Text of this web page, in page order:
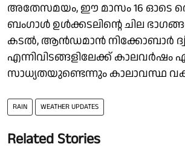
അതേസമയം, ഈ മാസം 16 ഓടെ
ബംഗാൾ ഉൾക്കടലിന്റെ ചില
കടൽ, ആൻഡമാൻ നിക്കോബാർ
എന്നിവിടങ്ങളിലേക്ക് കാലവർഷം
സാധ്യതയുണ്ടെന്നും കാലാവസ്ഥ
RAIN WEATHER UPDATES
Related Stories